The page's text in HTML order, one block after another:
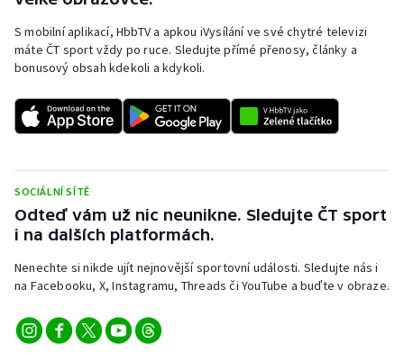
Rychlobruslení
Rychlostní kanoistika
Short track
Sportovní střelba
Stolní tenis
Veslování
Vodní slalom
S mobilní aplikací, HbbTV a apkou iVysílání ve své chytré televizi
máte ČT sport vždy po ruce. Sledujte přímé přenosy, články a
bonusový obsah kdekoli a kdykoli.
SOCIÁLNÍ SÍTĚ
Odteď vám už nic neunikne. Sledujte ČT sport
i na dalších platformách.
Nenechte si nikde ujít nejnovější sportovní události. Sledujte nás i
na Facebooku, X, Instagramu, Threads či YouTube a buďte v obraze.